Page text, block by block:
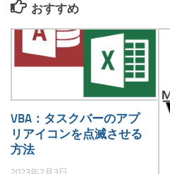
おすすめ
VBA：タスクバーのアプ
リアイコンを点滅させる
方法